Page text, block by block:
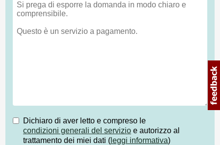
Dichiaro di aver letto e compreso le
condizioni generali del servizio e autorizzo al
trattamento dei miei dati ( leggi informativa)